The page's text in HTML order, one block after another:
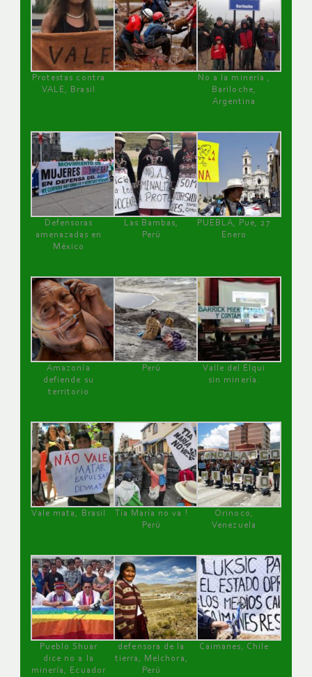
Protestas contra
VALE, Brasil
No a la minería ,
Bariloche,
Argentina
Defensoras
amenazadas en
México
Las Bambas,
Perú
PUEBLA, Pue, 27
Enero
Amazonía
defiende su
territorio
Perú
Valle del Elqui
sin minería.
Vale mata, Brasil
Tía María no va !
Perú
Orinoco,
Venezuela
Pueblo Shuar
dice no a la
minería, Ecuador
defensora de la
tierra, Melchora,
Perú
Caimanes, Chile